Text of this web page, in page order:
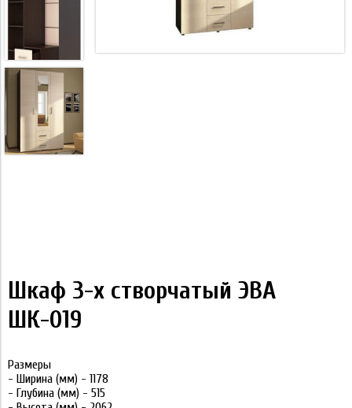
Шкаф 3-х створчатый ЭВА
ШК-019
Размеры
- Ширина (мм) - 1178
- Глубина (мм) - 515